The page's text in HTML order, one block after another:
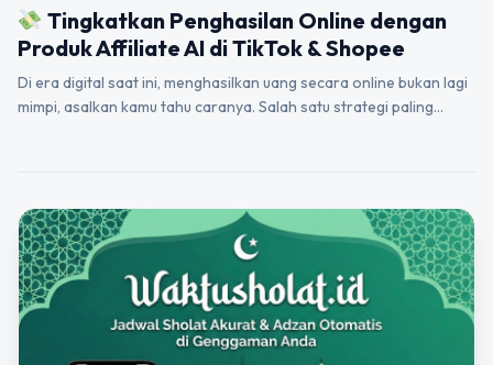
Tingkatkan Penghasilan Online dengan
Produk Affiliate AI di TikTok & Shopee
Di era digital saat ini, menghasilkan uang secara online bukan lagi
mimpi, asalkan kamu tahu caranya. Salah satu strategi paling…